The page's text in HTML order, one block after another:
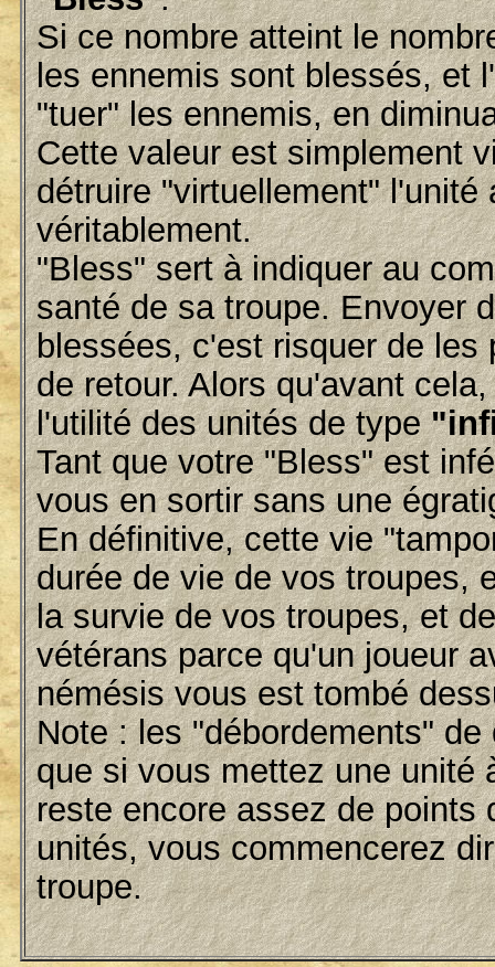
Si ce nombre atteint le
les ennemis sont blessés, et
"tuer" les ennemis, en
Cette valeur est simplement
détruire "virtuellement" l'unité
véritablement.
"Bless" sert à indiquer au
santé de sa troupe. Envoyer
blessées, c'est risquer de les
de retour. Alors qu'avant
l'utilité des unités de type
Tant que votre "Bless" est
vous en sortir sans une
En définitive, cette vie
durée de vie de vos troupes,
la survie de vos troupes, et
vétérans parce qu'un joueur
némésis vous est tombé
Note : les "débordements"
que si vous mettez une unité
reste encore assez de points
unités, vous commencerez
troupe.